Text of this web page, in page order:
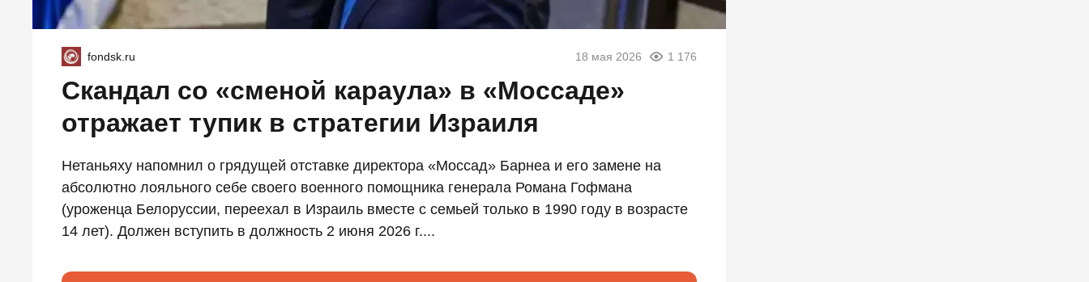
fondsk.ru 18 мая 2026 1 176
Скандал со «сменой караула» в «Моссаде»
отражает тупик в стратегии Израиля
Нетаньяху напомнил о грядущей отставке директора «Моссад» Барнеа и его замене на
абсолютно лояльного себе своего военного помощника генерала Романа Гофмана
(уроженца Белоруссии, переехал в Израиль вместе с семьей только в 1990 году в возрасте
14 лет). Должен вступить в должность 2 июня 2026 г....